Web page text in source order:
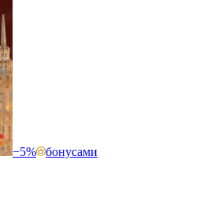
−5%
бонусами